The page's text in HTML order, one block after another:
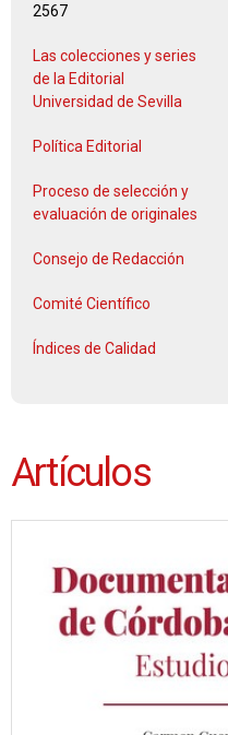
2567
Las colecciones y series
de la Editorial
Universidad de Sevilla
Política Editorial
Proceso de selección y
evaluación de originales
Consejo de Redacción
Comité Científico
Índices de Calidad
Artículos